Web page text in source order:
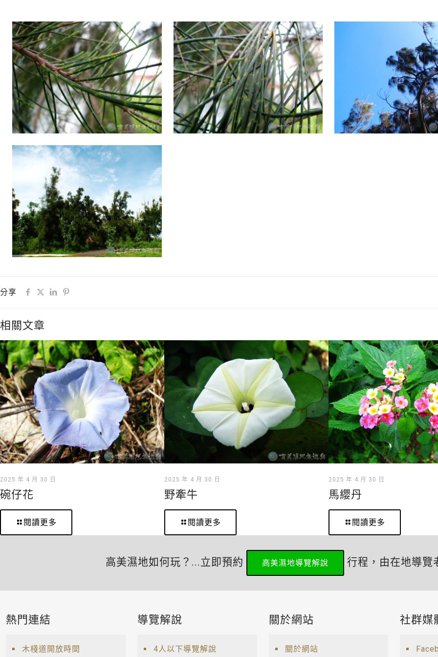
分享
相關文章
2025 年 4 月 30 日
碗仔花
閱讀更多
2025 年 4 月 30 日
野牽牛
閱讀更多
2025 年 4 月 30 日
馬纓丹
閱讀更多
高美濕地如何玩？...立即預約 高美濕地導覽解說 行程，由在地導覽
熱門連結
木棧道開放時間
導覽解說
4人以下導覽解說
關於網站
關於網站
社群媒